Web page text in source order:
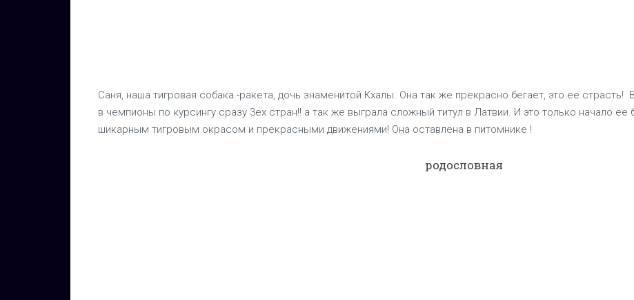
Саня, наша тигровая собака -ракета, дочь знаменитой Кхалы. Она так же прекрасно бегает, это ее страсть!
в чемпионы по курсингу сразу 3ех стран!! а так же выграла сложный титул в Латвии. И это только начало
шикарным тигровым окрасом и прекрасными движениями! Она оставлена в питомнике !
родословная